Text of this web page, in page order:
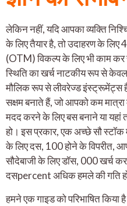
लेकिन नहीं, यदि आपका व्यक्ति
के लिए तैयार है, तो उदाहरण के लिए
(OTM) विकल्प के लिए भी काम
स्थिति का खर्च नाटकीय रूप से
मौलिक रूप से लीवरेज्ड इंस्ट्रूमेंट्स
सक्षम बनाते हैं, जो आपको कम
मदद करने के लिए बस बनाने या
हो। इस प्रकार, एक अच्छे सौ
के लिए दस, 100 होने के विपरीत,
सौदेबाजी के लिए डॉस, 000 खर्च
दसpercent अधिक हमले की गति
हमने एक गाइड को परिभाषित